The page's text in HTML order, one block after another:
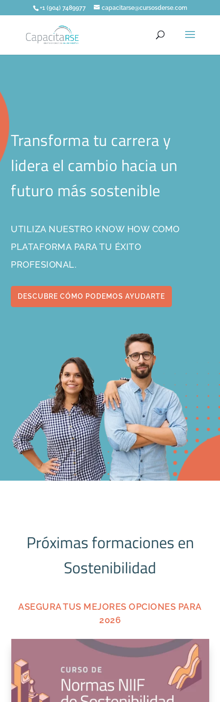
+1 (904) 7489977 capacitarse@cursosderse.com
Transforma tu carrera y
lidera el cambio hacia un
futuro más sostenible
UTILIZA NUESTRO KNOW HOW COMO
PLATAFORMA PARA TU ÉXITO
PROFESIONAL.
DESCUBRE CÓMO PODEMOS AYUDARTE
Próximas formaciones en
Sostenibilidad
ASEGURA TUS MEJORES OPCIONES PARA
2026